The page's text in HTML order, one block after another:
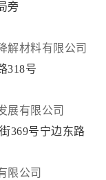
旁
解材料有限公司
318号
展有限公司
369号宁边东路
限公司